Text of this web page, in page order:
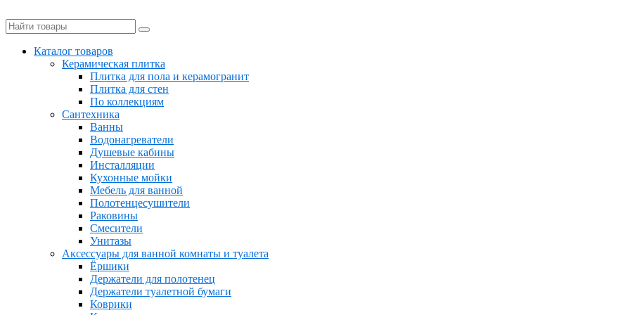
Каталог товаров
Керамическая плитка
Плитка для пола и керамогранит
Плитка для стен
По коллекциям
Сантехника
Ванны
Водонагреватели
Душевые кабины
Инсталляции
Кухонные мойки
Мебель для ванной
Полотенцесушители
Раковины
Смесители
Унитазы
Аксессуары для ванной комнаты и туалета
Ёршики
Держатели для полотенец
Держатели туалетной бумаги
Коврики